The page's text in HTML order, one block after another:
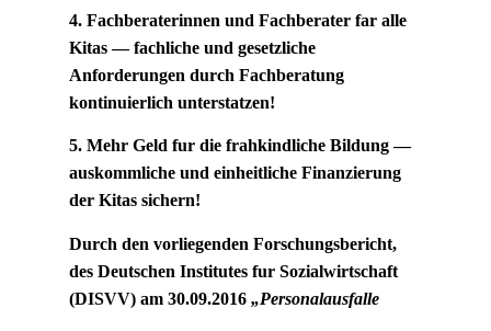
4. Fachberaterinnen und Fachberater far alle
Kitas — fachliche und gesetzliche
Anforderungen durch Fachberatung
kontinuierlich unterstatzen!
5. Mehr Geld fur die frahkindliche Bildung —
auskommliche und einheitliche Finanzierung
der Kitas sichern!
Durch den vorliegenden Forschungsbericht,
des Deutschen Institutes fur Sozialwirtschaft
(DISVV) am 30.09.2016 „Personalausfalle